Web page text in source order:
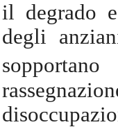
il degrado
degli